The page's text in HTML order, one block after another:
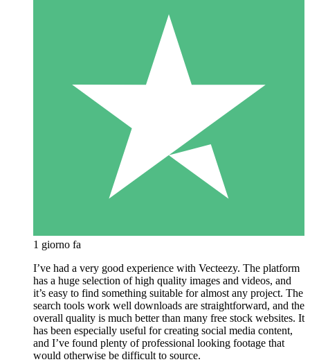
1 giorno fa
I’ve had a very good experience with Vecteezy. The platform
has a huge selection of high quality images and videos, and
it’s easy to find something suitable for almost any project. The
search tools work well downloads are straightforward, and the
overall quality is much better than many free stock websites. It
has been especially useful for creating social media content,
and I’ve found plenty of professional looking footage that
would otherwise be difficult to source.